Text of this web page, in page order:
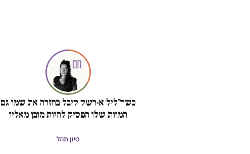
כשח'ליל א-רשק קיבל בחזרה את שמו גם
המוות שלו הפסיק להיות מובן מאליו
סיון תהל